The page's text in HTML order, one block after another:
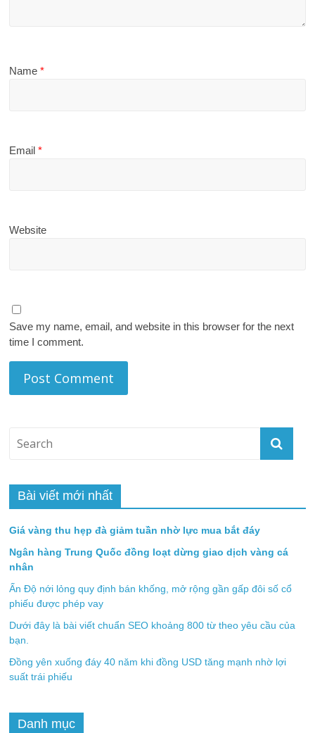
Name*
Email*
Website
Save my name, email, and website in this browser for the next
time I comment.
Bài viết mới nhất
Giá vàng thu hẹp đà giảm tuần nhờ lực mua bắt đáy
Ngân hàng Trung Quốc đồng loạt dừng giao dịch vàng cá
nhân
Ấn Độ nới lỏng quy định bán khống, mở rộng gần gấp đôi số cổ
phiếu được phép vay
Dưới đây là bài viết chuẩn SEO khoảng 800 từ theo yêu cầu của
bạn.
Đồng yên xuống đáy 40 năm khi đồng USD tăng mạnh nhờ lợi
suất trái phiếu
Danh mục